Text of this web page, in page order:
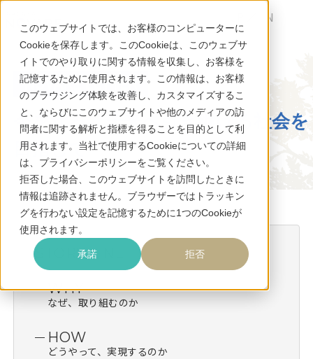
このウェブサイトでは、お客様のコンピューターに
Cookieを保存します。このCookieは、このウェブサ
イトでのやり取りに関する情報を収集し、お客様を
記憶するために使用されます。この情報は、お客様
のブラウジング体験を改善し、カスタマイズするこ
と、ならびにこのウェブサイトや他のメディアの訪
問者に関する解析と指標を得ることを目的として利
用されます。当社で使用するCookieについての詳細
は、プライバシーポリシーをご覧ください。
拒否した場合、このウェブサイトを訪問したときに
情報は追跡されません。ブラウザーではトラッキン
グを行わない設定を記憶するために1つのCookieが
使用されます。
承諾 拒否
EN
今を守る、未来へ引き継げる社会を
目指して
STORY LINE
WHY
なぜ、取り組むのか
HOW
どうやって、実現するのか